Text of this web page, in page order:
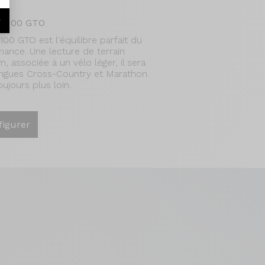
100 GTO
GTO est l'équilibre parfait du
Une lecture de terrain
associée à un vélo léger, il sera
Cross-Country et Marathon.
plus loin.